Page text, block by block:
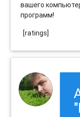
вашего
программ!
[ratings]